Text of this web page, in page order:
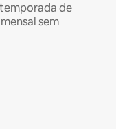
de
sem